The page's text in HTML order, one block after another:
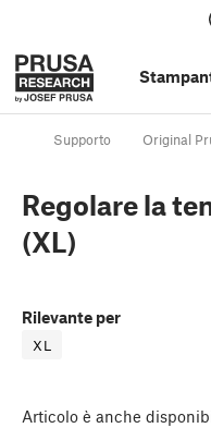
Supporto Original
Regolare la
(XL)
Rilevante per
XL
Articolo è anche